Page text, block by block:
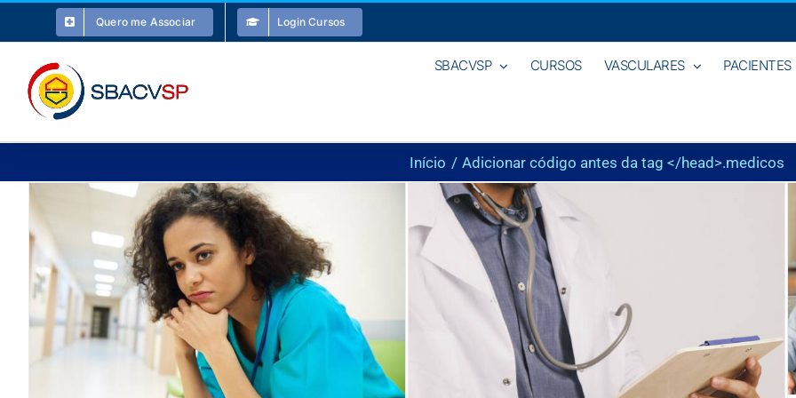
o
conteúdo
Quero me Associar Login Cursos
SBACVSP CURSOS VASCULARES PACIENTES
Início Adicionar código antes da tag </head>.medicos